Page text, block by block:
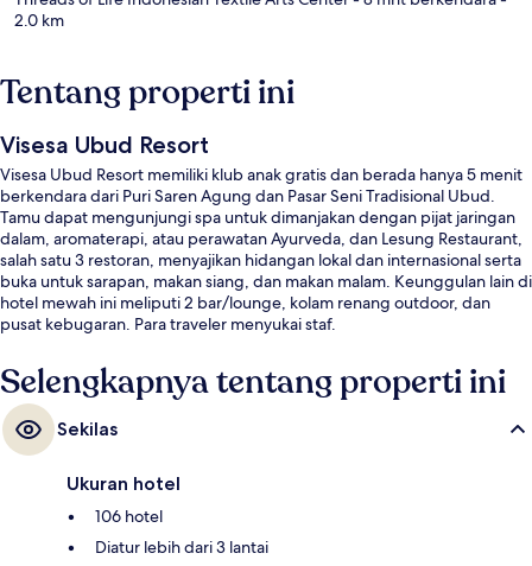
2.0 km
Tentang properti ini
Visesa Ubud Resort
Visesa Ubud Resort memiliki klub anak gratis dan berada hanya 5 menit
berkendara dari Puri Saren Agung dan Pasar Seni Tradisional Ubud.
Tamu dapat mengunjungi spa untuk dimanjakan dengan pijat jaringan
dalam, aromaterapi, atau perawatan Ayurveda, dan Lesung Restaurant,
salah satu 3 restoran, menyajikan hidangan lokal dan internasional serta
buka untuk sarapan, makan siang, dan makan malam. Keunggulan lain di
hotel mewah ini meliputi 2 bar/lounge, kolam renang outdoor, dan
pusat kebugaran. Para traveler menyukai staf.
Selengkapnya tentang properti ini
Sekilas
Ukuran hotel
106 hotel
Diatur lebih dari 3 lantai